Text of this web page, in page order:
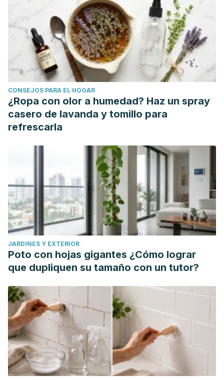
Vol. 59. Núm. 5. Estados Unidos; 2012.
https://www.ncbi.nlm.nih.gov/pmc/articles/PMC3381813/
Atherton P, Brook M, Greenhaff P, Lund J, Mitchell W, Smith
K, Szewczyk N, Wilkinson D. Las adaptaciones de la
hipertrofia del músculo esquelético predominan en las
primeras etapas del entrenamiento con ejercicios de
fuerza, coincidiendo con las medidas derivadas del óxido
de deuterio de la síntesis de proteínas musculares y el
objetivo mecanicista de la señalización del complejo 1 de
Vol. 29. Núm. 11. Estados Unidos;
2015. https://pubmed.ncbi.nlm.nih.gov/26169934/
Atherton P, Patel R, Rankin D, Rennie M, Selby A, Smith K,
Wilkes E. El debilitamiento de la inhibición de la proteólisis
por insulina en las piernas de sujetos mayores puede
contribuir a la sarcopenia relacionada con la edad.Revista
Americana de Nutrición Clínica. Vol. 90. Núm. 5. Estados
Unidos; 2009. https://pubmed.ncbi.nlm.nih.gov/19740975/
Baar K. Nutrición y la respuesta molecular al entrenamiento
Núm. 123. pp. 1-4. Estados Unidos; 2014.
https://secure.footprint.net/gatorade/prd/gssiweb/
docs/123_keith_baar.pdf?sfvrsn=4
Breen L, Dent J, Luo D, McKendry J, McLeod M, Pérez
López A, Philp A, Smeuninx B, Taylor A, Yu J. El descanso
corto entre series reduce los aumentos inducidos por el
ejercicio de resistencia en la síntesis de proteínas
CONSEJOS PARA EL HOGAR
¿Ropa con olor a humedad? Haz un spray
casero de lavanda y tomillo para
refrescarla
JARDINES Y EXTERIOR
Poto con hojas gigantes ¿Cómo lograr
que dupliquen su tamaño con un tutor?